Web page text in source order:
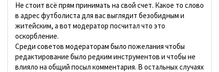
Не стоит всё прям принимать на свой счет. Какое то слово
в адрес футболиста для вас выглядит безобидным и
житейским, а вот модератор посчитал что это
оскорбление.
Среди советов модераторам было пожелания чтобы
редактирование было редким инструментов и чтобы не
влияло на общий посыл комментария. В остальных случаях